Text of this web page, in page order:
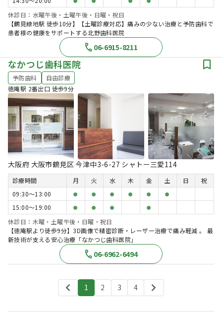
休診日：水曜午後・土曜午後・日曜・祝日
【鶴見緑地駅 徒歩10分】【土曜診療対応】痛みの少ない治療と予防歯科で
患者様の健康をサポートする北野歯科医院
06-6915-8211
なかつじ歯科医院
予防歯科
自由診療
徳庵駅 2番出口 徒歩9分
大阪府 大阪市鶴見区 今津中3-6-27 シャトー三愛114
診療時間 月 火 水 木 金 土 日
祝
09:30〜13:00
● ● ● ● ● ●
15:00〜19:00 ● ● ● ●
休診日：木曜・土曜午後・日曜・祝日
【徳庵駅より徒歩9分】3D画像で精密診断・レーザー治療で痛み軽減 。 最
新技術が支える安心治療「なかつじ歯科医院」
06-6962-6494
1 2 3 4